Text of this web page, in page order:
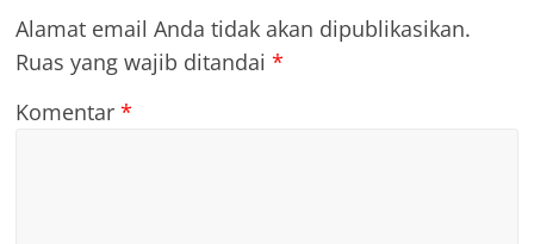
Alamat email Anda tidak akan dipublikasikan.
Ruas yang wajib ditandai*
Komentar*